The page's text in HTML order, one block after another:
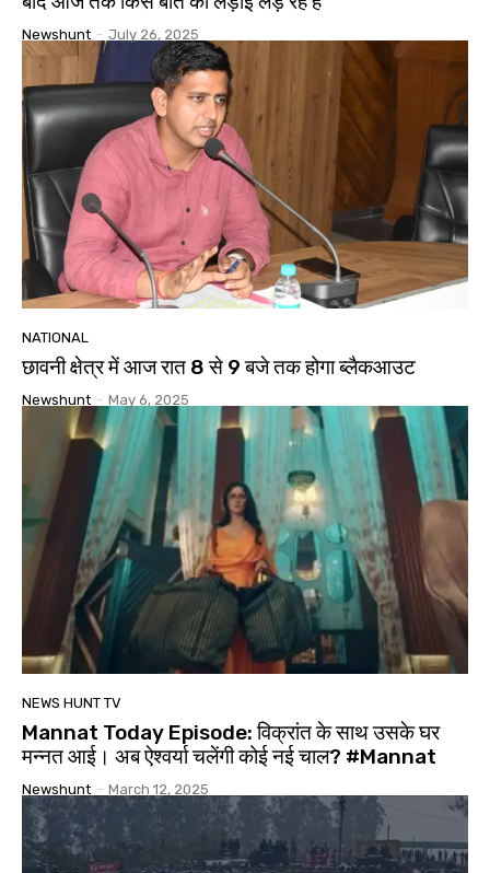
Newshunt - July 26, 2025
NATIONAL
छावनी क्षेत्र में आज रात 8 से 9 बजे तक होगा ब्लैकआउट
Newshunt - May 6, 2025
NEWS HUNT TV
Mannat Today Episode: विक्रांत के साथ उसके घर
मन्नत आई। अब ऐश्वर्या चलेंगी कोई नई चाल? #Mannat
Newshunt - March 12, 2025